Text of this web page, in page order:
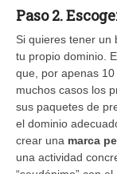
Paso 2.
Si quieres tener un
tu propio dominio.
que, por apenas
muchos casos los
sus paquetes de
el dominio
crear una marca
una actividad